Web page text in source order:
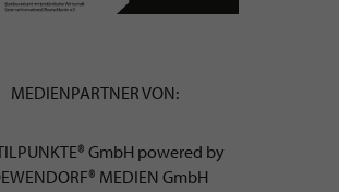
MEDIENPARTNER VON:
GmbH powered by
MEDIEN GmbH